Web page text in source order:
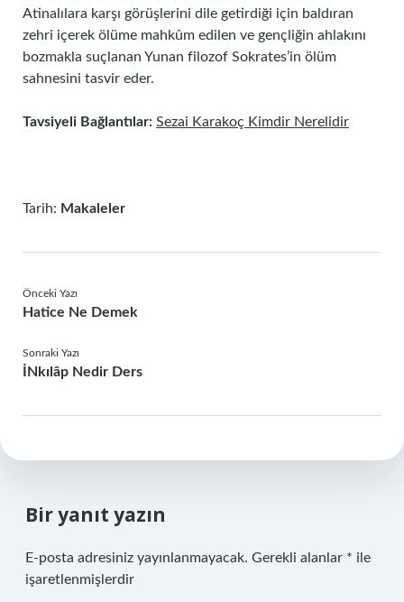
Atinalılara karşı görüşlerini dile getirdiği için baldıran
zehri içerek ölüme mahkûm edilen ve gençliğin ahlakını
bozmakla suçlanan Yunan filozof Sokrates’in ölüm
sahnesini tasvir eder.
Tavsiyeli Bağlantılar: Sezai Karakoç Kimdir Nerelidir
Tarih: Makaleler
Önceki Yazı
Hatice Ne Demek
Sonraki Yazı
İNkılâp Nedir Ders
Bir yanıt yazın
E-posta adresiniz yayınlanmayacak. Gerekli alanlar * ile
işaretlenmişlerdir